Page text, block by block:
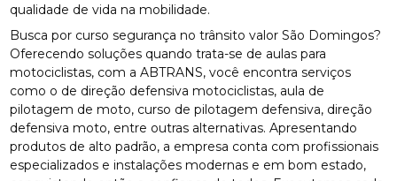
qualidade de vida na mobilidade.
Busca por curso segurança no trânsito valor São Domingos?
Oferecendo soluções quando trata-se de aulas para
motociclistas, com a ABTRANS, você encontra serviços
como o de direção defensiva motociclistas, aula de
pilotagem de moto, curso de pilotagem defensiva, direção
defensiva moto, entre outras alternativas. Apresentando
produtos de alto padrão, a empresa conta com profissionais
especializados e instalações modernas e em bom estado,